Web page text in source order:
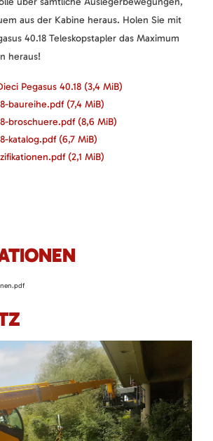
aus der Kabine heraus. Holen Sie mit
40.18 Teleskopstapler das Maximum
heraus!
Pegasus 40.18 (3,4 MiB)
baureihe.pdf (7,4 MiB)
broschuere.pdf (8,6 MiB)
katalog.pdf (6,7 MiB)
(2,1 MiB)